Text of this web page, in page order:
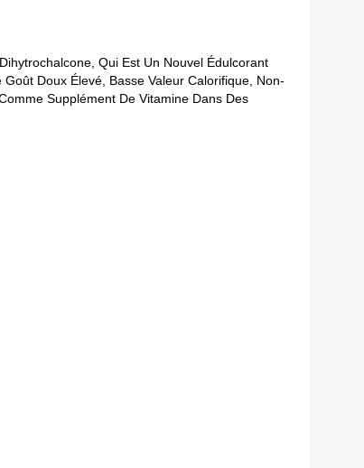
Qui Est Un Nouvel Édulcorant
Doux Élevé, Basse Valeur Calorifique, Non-
Supplément De Vitamine Dans Des